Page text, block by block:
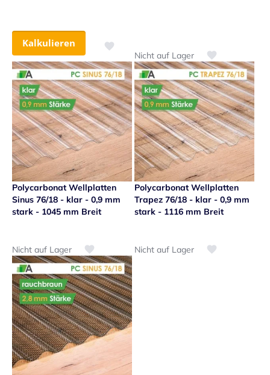
Kalkulieren
Zur Wunschliste hinzufügen
Nicht auf Lager Zur
Polycarbonat Wellplatten
Sinus 76/18 - klar - 0,9 mm
stark - 1045 mm Breit
Nicht auf Lager Zur Wunschliste hinzufügen
Polycarbonat Wellplatten
Trapez 76/18 - klar - 0,9 mm
stark - 1116 mm Breit
Nicht auf Lager Zur